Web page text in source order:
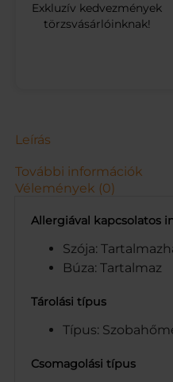
S
Í
e
n
n
s
é
Exkluzív kedvezmények
törzsvásárlóinknak!
Leírás
További információk
Vélemények (0)
Allergiával kapcsolatos
Szója:
Búza: Tartalmaz
Tárolási típus
Típus:
Csomagolási típus